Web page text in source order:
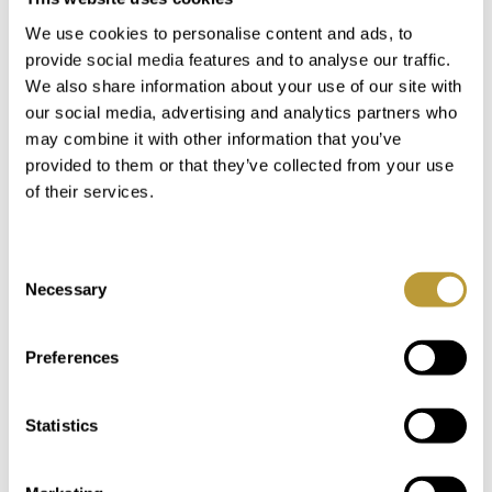
We use cookies to personalise content and ads, to
provide social media features and to analyse our traffic.
We also share information about your use of our site with
our social media, advertising and analytics partners who
may combine it with other information that you’ve
provided to them or that they’ve collected from your use
of their services.
Selection
Necessary
Preferences
Statistics
Im Detail
Standort
Standort
von Palma. Das malerische Dorf begrüsst
gesäumten Allee. Esporles wird von der
Ehren des Schutzpatrons der